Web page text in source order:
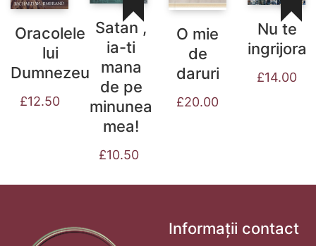
Oracolele
lui
Dumnezeu
£12.50
Satan ,
ia-ti
mana
de pe
minunea
mea!
£10.50
O mie
de
daruri
£20.00
Nu te
ingrijora
£14.00
Informații contact